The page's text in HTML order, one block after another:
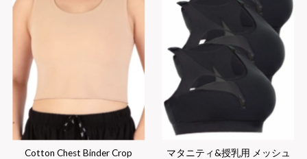
Cotton Chest Binder Crop
マタニティ&授乳用 メッシュ